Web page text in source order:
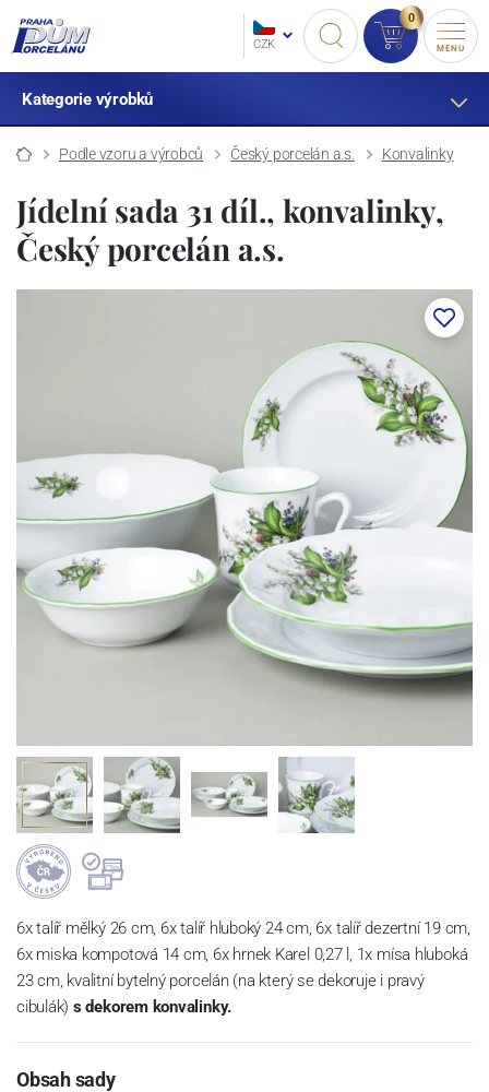
CZK
0
MENU
Kategorie výrobků
Podle vzoru a výrobců Český porcelán a.s. Konvalinky
Jídelní sada 31 díl., konvalinky,
Český porcelán a.s.
6x talíř mělký 26 cm, 6x talíř hluboký 24 cm, 6x talíř dezertní 19 cm,
6x miska kompotová 14 cm, 6x hrnek Karel 0,27 l, 1x mísa hluboká
23 cm, kvalitní bytelný porcelán (na který se dekoruje i pravý
cibulák) s dekorem konvalinky.
Obsah sady